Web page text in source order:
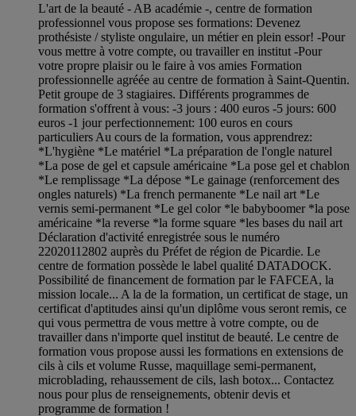
L'art de la beauté - AB académie -, centre de formation
professionnel vous propose ses formations: Devenez
prothésiste / styliste ongulaire, un métier en plein essor! -Pour
vous mettre à votre compte, ou travailler en institut -Pour
votre propre plaisir ou le faire à vos amies Formation
professionnelle agréée au centre de formation à Saint-Quentin.
Petit groupe de 3 stagiaires. Différents programmes de
formation s'offrent à vous: -3 jours : 400 euros -5 jours: 600
euros -1 jour perfectionnement: 100 euros en cours
particuliers Au cours de la formation, vous apprendrez:
*L'hygiène *Le matériel *La préparation de l'ongle naturel
*La pose de gel et capsule américaine *La pose gel et chablon
*Le remplissage *La dépose *Le gainage (renforcement des
ongles naturels) *La french permanente *Le nail art *Le
vernis semi-permanent *Le gel color *le babyboomer *la pose
américaine *la reverse *la forme square *les bases du nail art
Déclaration d'activité enregistrée sous le numéro
22020112802 auprès du Préfet de région de Picardie. Le
centre de formation possède le label qualité DATADOCK.
Possibilité de financement de formation par le FAFCEA, la
mission locale... A la de la formation, un certificat de stage, un
certificat d'aptitudes ainsi qu'un diplôme vous seront remis, ce
qui vous permettra de vous mettre à votre compte, ou de
travailler dans n'importe quel institut de beauté. Le centre de
formation vous propose aussi les formations en extensions de
cils à cils et volume Russe, maquillage semi-permanent,
microblading, rehaussement de cils, lash botox... Contactez
nous pour plus de renseignements, obtenir devis et
programme de formation !